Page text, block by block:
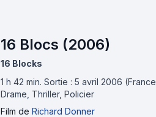
16 Blocs (2006)
16 Blocks
1 h 42 min. Sortie : 5 avril 2006
Drame, Thriller, Policier
Film de Richard Donner